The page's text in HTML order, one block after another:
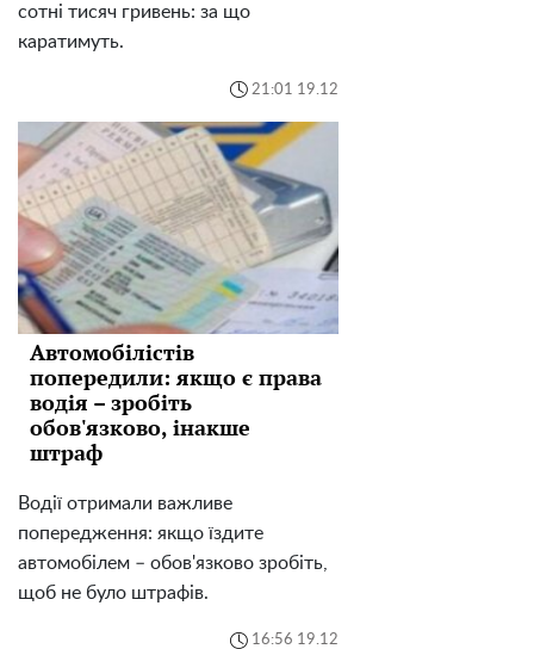
сотні тисяч гривень: за що
каратимуть.
21:01 19.12
Автомобілістів
попередили: якщо є права
водія – зробіть
обов'язково, інакше
штраф
Водії отримали важливе
попередження: якщо їздите
автомобілем – обов'язково зробіть,
щоб не було штрафів.
16:56 19.12